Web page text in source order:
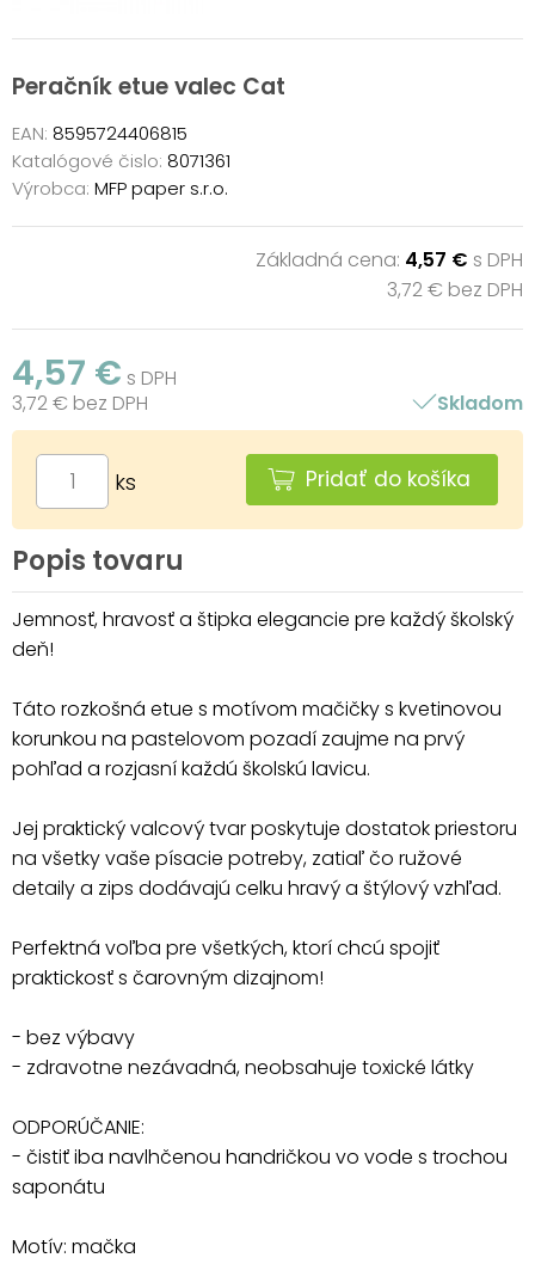
Peračník etue valec Cat
EAN: 8595724406815
Katalógové čislo: 8071361
Výrobca: MFP paper s.r.o.
Základná cena: 4,57 € s DPH
3,72 € bez DPH
4,57 € s DPH
3,72 € bez DPH
Skladom
ks Pridať do košíka
Popis tovaru
Jemnosť, hravosť a štipka elegancie pre každý školský
deň!
Táto rozkošná etue s motívom mačičky s kvetinovou
korunkou na pastelovom pozadí zaujme na prvý
pohľad a rozjasní každú školskú lavicu.
Jej praktický valcový tvar poskytuje dostatok priestoru
na všetky vaše písacie potreby, zatiaľ čo ružové
detaily a zips dodávajú celku hravý a štýlový vzhľad.
Perfektná voľba pre všetkých, ktorí chcú spojiť
praktickosť s čarovným dizajnom!
- bez výbavy
- zdravotne nezávadná, neobsahuje toxické látky
ODPORÚČANIE:
- čistiť iba navlhčenou handričkou vo vode s trochou
saponátu
Motív: mačka